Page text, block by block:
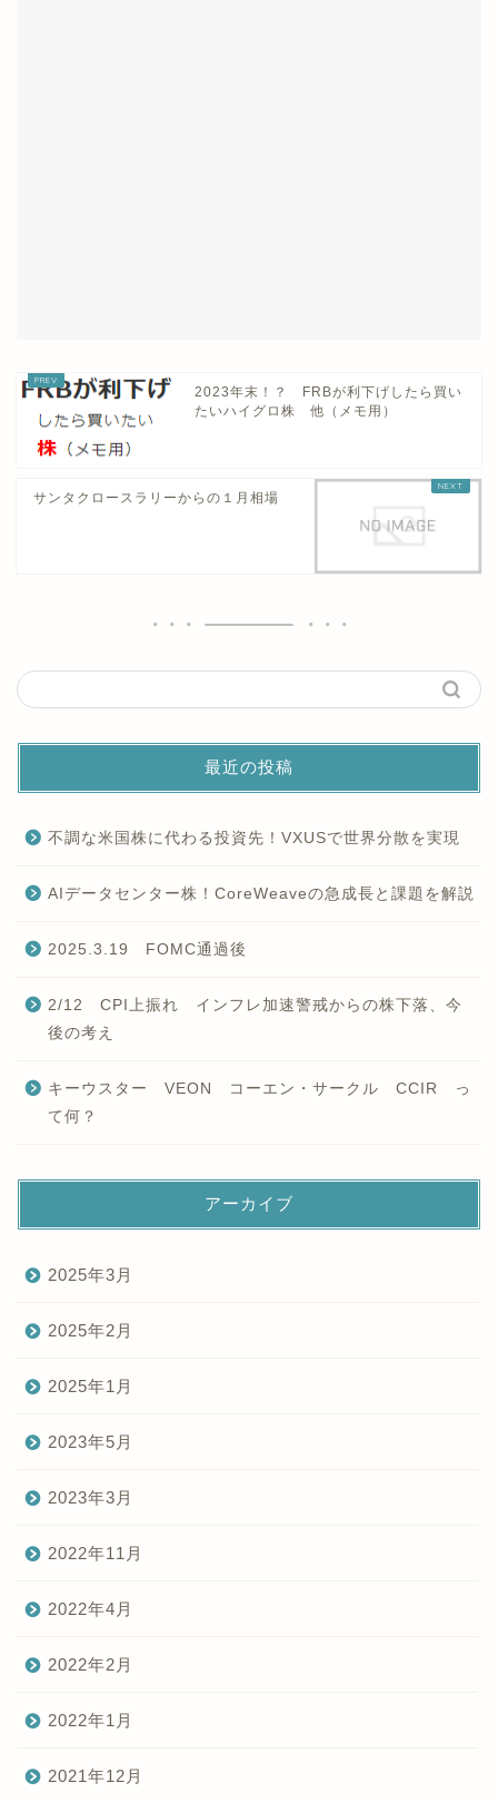
2023年末！？ FRBが利下げしたら買い
たいハイグロ株 他（メモ用）
サンタクロースラリーからの１月相場
最近の投稿
不調な米国株に代わる投資先！VXUSで世界分散を実現
AIデータセンター株！CoreWeaveの急成長と課題を解説
2025.3.19 FOMC通過後
2/12 CPI上振れ インフレ加速警戒からの株下落、今
後の考え
キーウスター VEON コーエン・サークル CCIR っ
て何？
アーカイブ
2025年3月
2025年2月
2025年1月
2023年5月
2023年3月
2022年11月
2022年4月
2022年2月
2022年1月
2021年12月